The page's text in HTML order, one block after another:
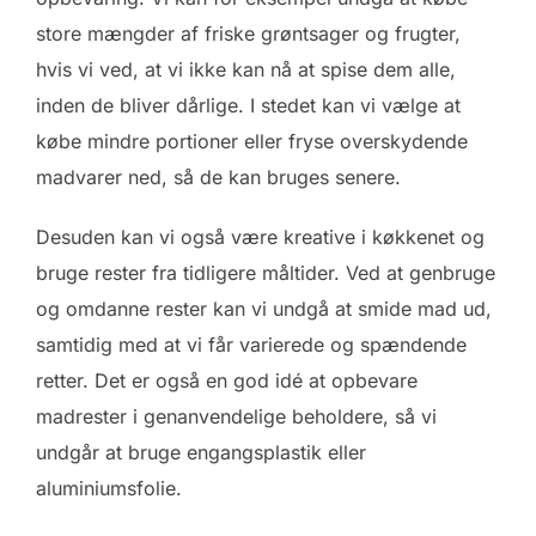
store mængder af friske grøntsager og frugter,
hvis vi ved, at vi ikke kan nå at spise dem alle,
inden de bliver dårlige. I stedet kan vi vælge at
købe mindre portioner eller fryse overskydende
madvarer ned, så de kan bruges senere.
Desuden kan vi også være kreative i køkkenet og
bruge rester fra tidligere måltider. Ved at genbruge
og omdanne rester kan vi undgå at smide mad ud,
samtidig med at vi får varierede og spændende
retter. Det er også en god idé at opbevare
madrester i genanvendelige beholdere, så vi
undgår at bruge engangsplastik eller
aluminiumsfolie.